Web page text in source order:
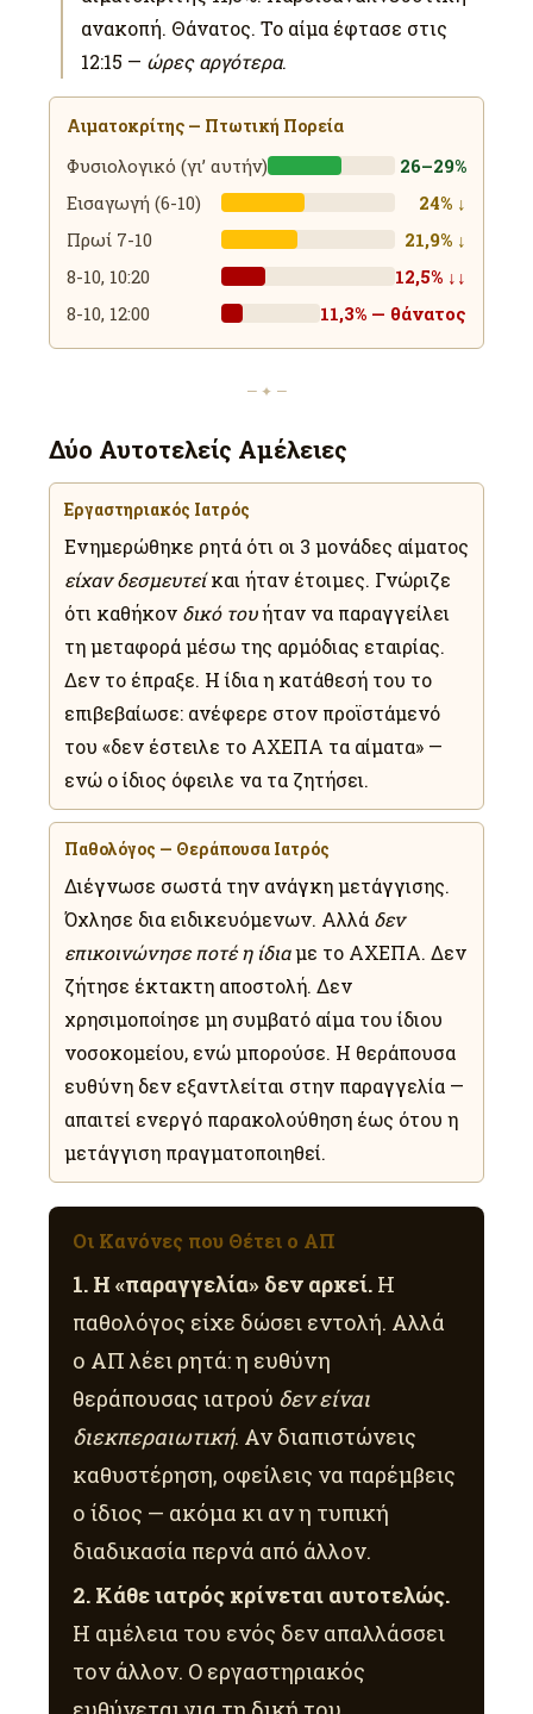
ανακοπή. Θάνατος. Το αίμα έφτασε στις
12:15 — ώρες αργότερα.
Αιματοκρίτης — Πτωτική Πορεία
Φυσιολογικό (γι’ αυτήν)
26–29%
Εισαγωγή (6-10)
24% ↓
Πρωί 7-10
21,9% ↓
8-10, 10:20
12,5% ↓↓
8-10, 12:00
11,3% — θάνατος
— ✦ —
Δύο Αυτοτελείς Αμέλειες
Εργαστηριακός Ιατρός
Ενημερώθηκε ρητά ότι οι 3 μονάδες αίματος
είχαν δεσμευτείκαι ήταν έτοιμες. Γνώριζε
ότι καθήκον δικό τουήταν να παραγγείλει
τη μεταφορά μέσω της αρμόδιας εταιρίας.
Δεν το έπραξε. Η ίδια η κατάθεσή του το
επιβεβαίωσε: ανέφερε στον προϊστάμενό
του «δεν έστειλε το ΑΧΕΠΑ τα αίματα» —
ενώ ο ίδιος όφειλε να τα ζητήσει.
Παθολόγος — Θεράπουσα Ιατρός
Διέγνωσε σωστά την ανάγκη μετάγγισης.
Όχλησε δια ειδικευόμενων. Αλλά δεν
επικοινώνησε ποτέ η ίδιαμε το ΑΧΕΠΑ. Δεν
ζήτησε έκτακτη αποστολή. Δεν
χρησιμοποίησε μη συμβατό αίμα του ίδιου
νοσοκομείου, ενώ μπορούσε. Η θεράπουσα
ευθύνη δεν εξαντλείται στην παραγγελία —
απαιτεί ενεργό παρακολούθηση έως ότου η
μετάγγιση πραγματοποιηθεί.
Οι Κανόνες που Θέτει ο ΑΠ
1. Η «παραγγελία» δεν αρκεί. Η
παθολόγος είχε δώσει εντολή. Αλλά
ο ΑΠ λέει ρητά: η ευθύνη
θεράπουσας ιατρού δεν είναι
διεκπεραιωτική. Αν διαπιστώνεις
καθυστέρηση, οφείλεις να παρέμβεις
ο ίδιος — ακόμα κι αν η τυπική
διαδικασία περνά από άλλον.
2. Κάθε ιατρός κρίνεται αυτοτελώς.
Η αμέλεια του ενός δεν απαλλάσσει
τον άλλον. Ο εργαστηριακός